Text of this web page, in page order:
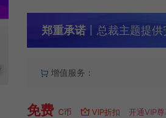
郑重承诺 丨总裁主题提
增值服务：
免费 C币 VIP折扣 开通VIP